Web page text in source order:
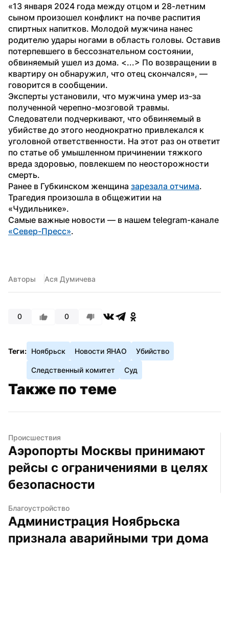
«13 января 2024 года между отцом и 28-летним
сыном произошел конфликт на почве распития
спиртных напитков. Молодой мужчина нанес
родителю удары ногами в область головы. Оставив
потерпевшего в бессознательном состоянии,
обвиняемый ушел из дома. <...> По возвращении в
квартиру он обнаружил, что отец скончался», —
говорится в сообщении.
Эксперты установили, что мужчина умер из-за
полученной черепно-мозговой травмы.
Следователи подчеркивают, что обвиняемый в
убийстве до этого неоднократно привлекался к
уголовной ответственности. На этот раз он ответит
по статье об умышленном причинении тяжкого
вреда здоровью, повлекшем по неосторожности
смерть.
Ранее в Губкинском женщина зарезала отчима.
Трагедия произошла в общежитии на
«Чудильнике».
«Север-Пресс».
Авторы Ася Думичева
0 0
Теги: Ноябрьск Новости ЯНАО Убийство
Следственный комитет Суд
Также по теме
Происшествия
Аэропорты Москвы принимают
рейсы с ограничениями в целях
безопасности
Благоустройство
Администрация Ноябрьска
признала аварийными три дома